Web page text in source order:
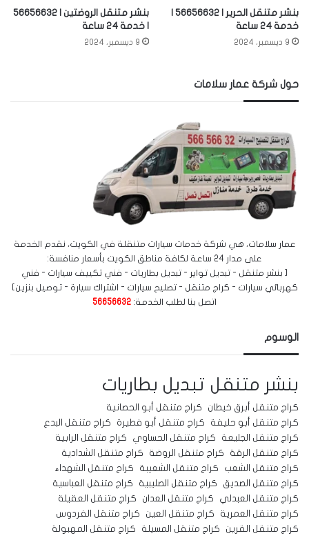
خدمة 24 ساعة
9 ديسمبر، 2024
بنشر متنقل الروضتين | 56656632
| خدمة 24 ساعة
9 ديسمبر، 2024
حول شركة عمار سلامات
عمار سلامات، هي شركة خدمات سيارات متنقلة في الكويت، نقدم الخدمة
على مدار 24 ساعة لكافة مناطق الكويت بأسعار منافسة:
[ بنشر متنقل - تبديل تواير - تبديل بطاريات - فني تكييف سيارات - فني
كهربائي سيارات - كراج متنقل - تصليح سيارات - اشتراك سيارة - توصيل بنزين]
اتصل بنا لطلب الخدمة: 56656632
الوسوم
بنشر متنقل تبديل بطاريات
كراج متنقل أبرق خيطان
كراج متنقل أبو الحصانية
كراج متنقل أبو حليفة
كراج متنقل أبو فطيرة
كراج متنقل البدع
كراج متنقل الجليعة
كراج متنقل الحساوي
كراج متنقل الرابية
كراج متنقل الرقة
كراج متنقل الروضة
كراج متنقل الشدادية
كراج متنقل الشعب
كراج متنقل الشعيبة
كراج متنقل الشهداء
كراج متنقل الصديق
كراج متنقل الصليبية
كراج متنقل العباسية
كراج متنقل العبدلي
كراج متنقل العدان
كراج متنقل العقيلة
كراج متنقل العمرية
كراج متنقل العين
كراج متنقل الفردوس
كراج متنقل القرين
كراج متنقل المسيلة
كراج متنقل المهبولة